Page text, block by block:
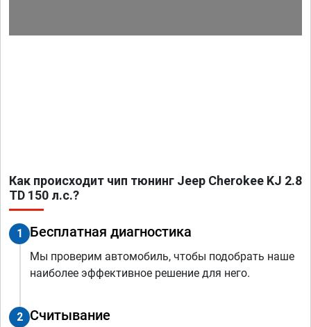
Как происходит чип тюнинг Jeep Cherokee KJ 2.8
TD 150 л.с.?
1 Бесплатная диагностика
Мы проверим автомобиль, чтобы подобрать наше
наиболее эффективное решение для него.
2 Считывание